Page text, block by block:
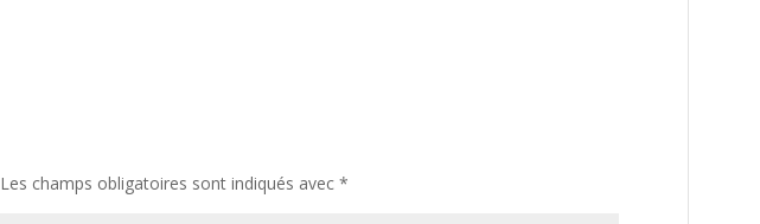
Les champs obligatoires sont indiqués avec*